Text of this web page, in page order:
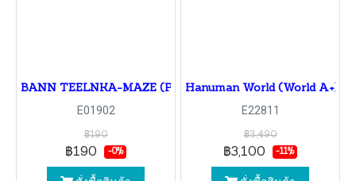
BANN TEELNKA-MAZE (PROGRAM: A)
E01902
฿190
฿190 -0%
Hanuman World (World A+)
E22811
฿3,490
฿3,100 -11%